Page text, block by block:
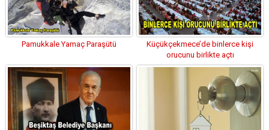
Pamukkale Yamaç Paraşütü
Küçükçekmece’de binlerce kişi
orucunu birlikte açtı